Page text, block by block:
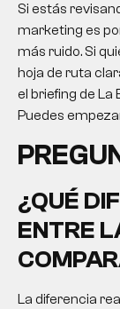
Si estás
marketing es
más ruido. Si
hoja de ruta
el briefing de
Puedes
¿QUÉ
ENTRE
La diferencia